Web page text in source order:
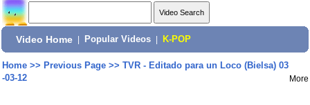
Video Home Popular Videos K-POP
Home>> Previous Page>> TVR - Editado para un Loco (Bielsa) 03
-03-12
More